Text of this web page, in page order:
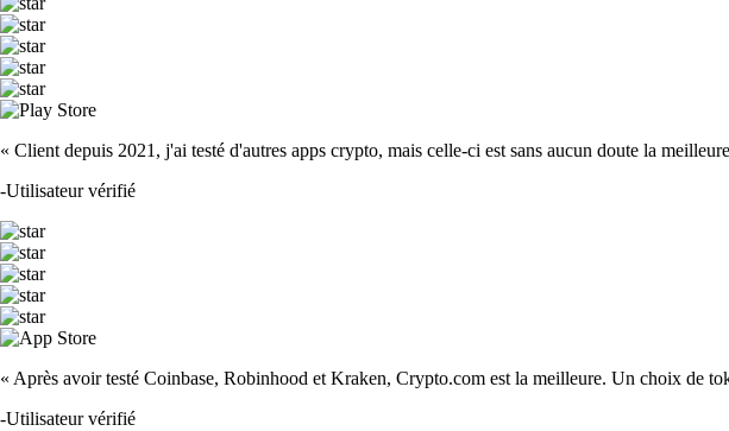
« Client depuis 2021, j'ai testé d'autres apps crypto, mais celle-ci est sans aucun doute la
-Utilisateur vérifié
« Après avoir testé Coinbase, Robinhood et Kraken, Crypto.com est la meilleure. Un choix de
-Utilisateur vérifié